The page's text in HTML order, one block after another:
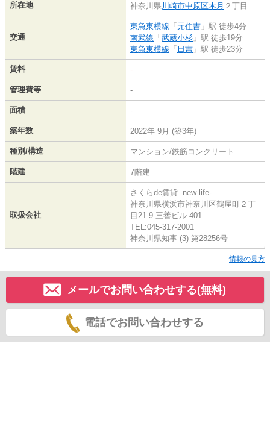
所在地 神奈川県川崎市中原区木月 ２丁目
交通
東急東横線 「 元住吉 」駅 徒歩4分
南武線 「 武蔵小杉 」駅 徒歩19分
東急東横線 「 日吉 」駅 徒歩23分
賃料 -
管理費等 -
面積 -
築年数 2022年 9月 (築3年)
種別/構造 マンション/鉄筋コンクリート
階建 7階建
取扱会社
さくらde賃貸 -new life-
神奈川県横浜市神奈川区鶴屋町２丁
目21-9 三善ビル 401
TEL:045-317-2001
神奈川県知事 (3) 第28256号
情報の見方
メールでお問い合わせする(無料)
電話でお問い合わせする